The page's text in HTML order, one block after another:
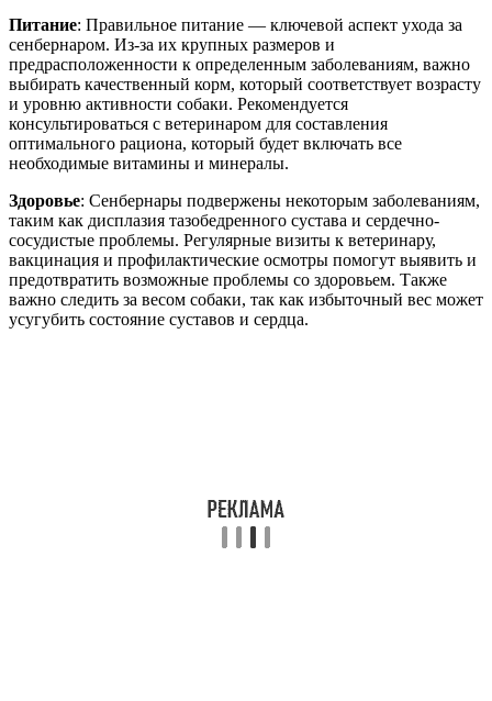
Питание: Правильное питание — ключевой аспект ухода за
сенбернаром. Из-за их крупных размеров и
предрасположенности к определенным заболеваниям, важно
выбирать качественный корм, который соответствует возрасту
и уровню активности собаки. Рекомендуется
консультироваться с ветеринаром для составления
оптимального рациона, который будет включать все
необходимые витамины и минералы.
Здоровье: Сенбернары подвержены некоторым заболеваниям,
таким как дисплазия тазобедренного сустава и сердечно-
сосудистые проблемы. Регулярные визиты к ветеринару,
вакцинация и профилактические осмотры помогут выявить и
предотвратить возможные проблемы со здоровьем. Также
важно следить за весом собаки, так как избыточный вес может
усугубить состояние суставов и сердца.